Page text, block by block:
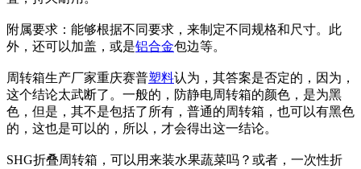
附属要求：能够根据不同要求，来制定不同规格和尺寸。此
外，还可以加盖，或是铝合金包边等。
周转箱生产厂家重庆赛普塑料认为，其答案是否定的，因为，
这个结论太武断了。一般的，防静电周转箱的颜色，是为黑
色，但是，其不是包括了所有，普通的周转箱，也可以有黑色
的，这也是可以的，所以，才会得出这一结论。
SHG折叠周转箱，可以用来装水果蔬菜吗？或者，一次性折